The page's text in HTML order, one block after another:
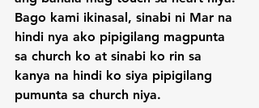
Bago kami ikinasal, sinabi ni Mar na
hindi nya ako pipigilang magpunta
sa church ko at sinabi ko rin sa
kanya na hindi ko siya pipigilang
pumunta sa church niya.